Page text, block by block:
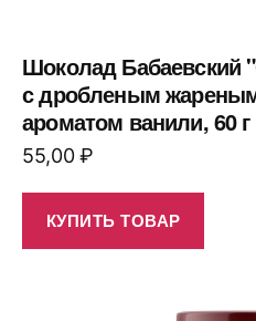
Шоколад
с дробленым
ароматом ванили, 60 г
55,00₽
КУПИТЬ ТОВАР